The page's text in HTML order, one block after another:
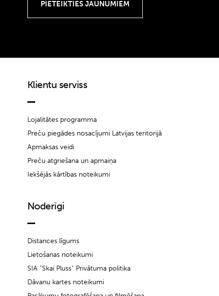
Klientu serviss
Lojalitātes programma
Preču piegādes nosacījumi Latvijas teritorijā
Apmaksas veidi
Preču atgriešana un apmaiņa
Iekšējās kārtības noteikumi
Noderīgi
Distances līgums
Lietošanas noteikumi
SIA “Skai Pluss” Privātuma politika
Dāvanu kartes noteikumi